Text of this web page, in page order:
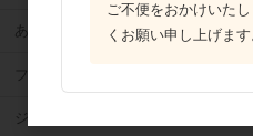
あんこ
フルーツ（果物）缶詰
ジャム
ご不便をおかけいた
くお願い申し上げます